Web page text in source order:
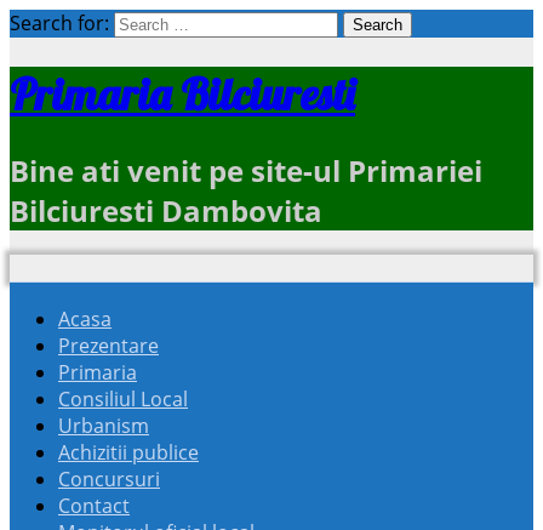
Search for:
Primaria Bilciuresti
Bine ati venit pe site-ul Primariei
Bilciuresti Dambovita
Acasa
Prezentare
Primaria
Consiliul Local
Urbanism
Achizitii publice
Concursuri
Contact